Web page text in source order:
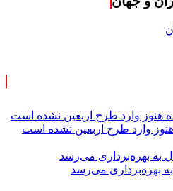
به بهره‌برداری می‌رسد